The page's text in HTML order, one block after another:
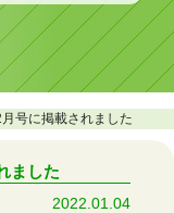
号に掲載されました
ました
2022.01.04